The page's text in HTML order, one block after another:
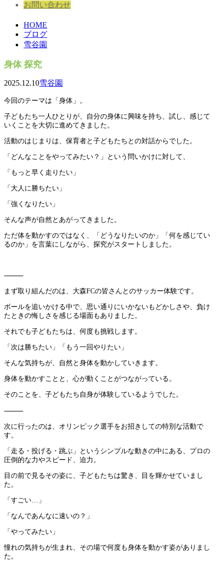
お問い合わせ
HOME
ブログ
雪谷園
身体 探究
2025.12.10雪谷園
今回のテーマは「身体」。
子どもたち一人ひとりが、自分の身体に興味を持ち、試し、感じて
いくことを大切に進めてきました。
活動のはじまりは、保育者と子どもたちとの対話からでした。
「どんなことをやってみたい？」という問いかけに対して、
「もっと早く走りたい」
「大人に勝ちたい」
「強くなりたい」
そんな声が自然とあがってきました。
ただ体を動かすのではなく、「どうなりたいのか」「何を感じてい
るのか」を言葉にしながら、探究がスタートしました。
⸻
まず取り組んだのは、大森FCの皆さんとのサッカー体験です。
ボールを追いかける中で、思い通りにいかないもどかしさや、負け
たときの悔しさを感じる場面もありました。
それでも子どもたちは、何度も挑戦します。
「次は勝ちたい」「もう一回やりたい」
そんな気持ちが、自然と身体を動かしていきます。
身体を動かすことと、心が動くことがつながっている。
そのことを、子どもたち自身が体験しているようでした。
⸻
次に行ったのは、オリンピック選手をお招きしての特別な活動で
す。
「走る・投げる・跳ぶ」というシンプルな動きの中にある、プロの
圧倒的な力やスピード、迫力。
目の前で見るその姿に、子どもたちは驚き、目を輝かせていまし
た。
「すごい…」
「なんであんなに速いの？」
「やってみたい」
憧れの気持ちが生まれ、その場で何度も身体を動かす姿がありまし
た。